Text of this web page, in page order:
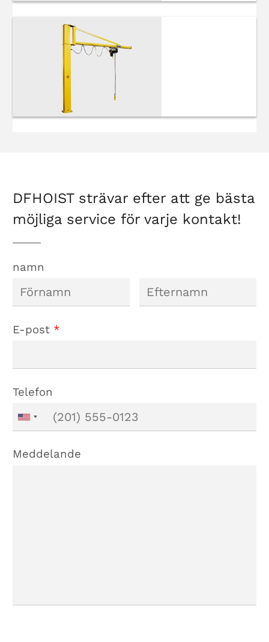
DFHOIST strävar efter att ge bästa
möjliga service för varje kontakt!
namn
E-post *
Telefon
Meddelande